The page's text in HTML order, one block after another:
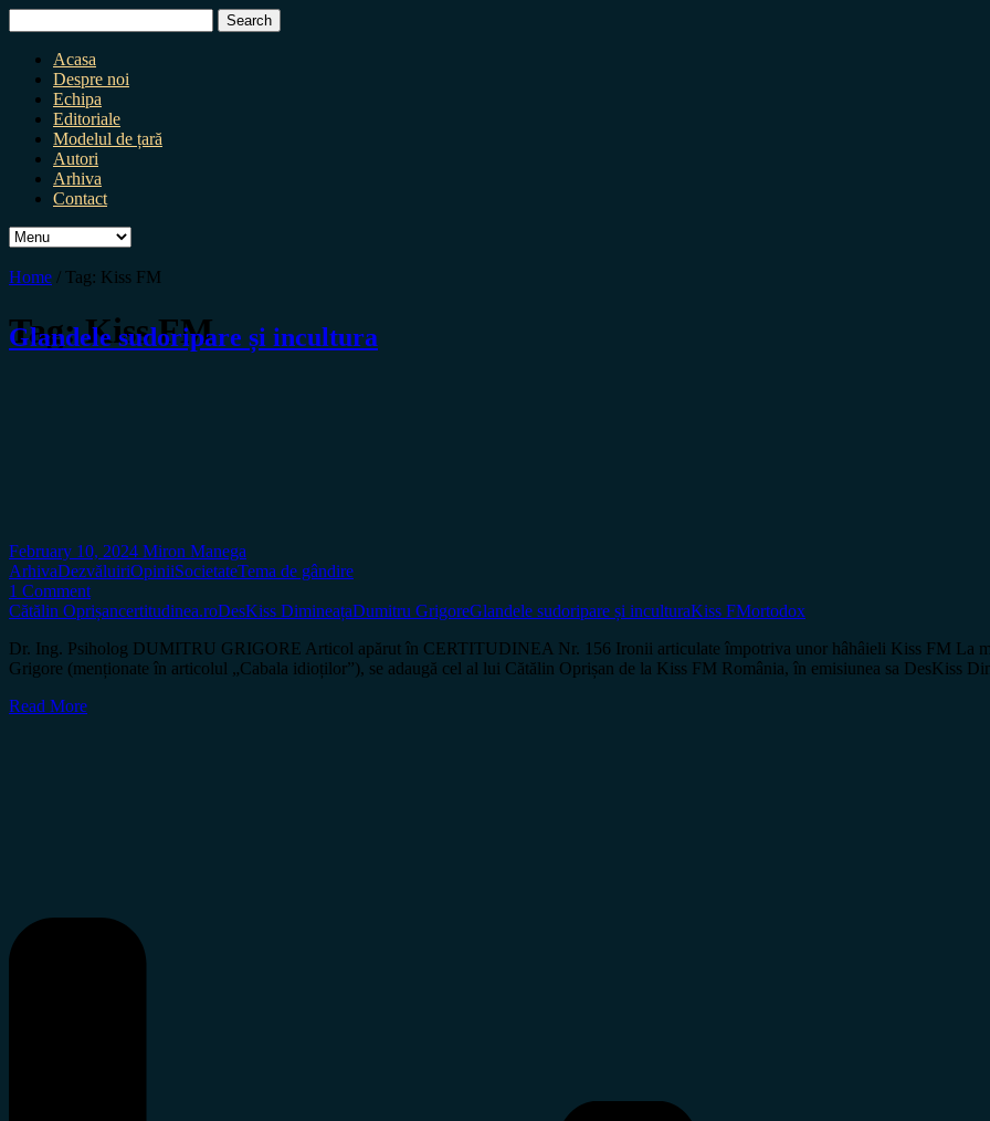
for:
Acasa
Despre noi
Echipa
Editoriale
Modelul de țară
Autori
Arhiva
Contact
Home / Tag: Kiss FM
Tag:Kiss FM
Glandele sudoripare și incultura
February 10, 2024 Miron Manega
ArhivaDezvăluiriOpiniiSocietateTema de gândire
1 Comment
Cătălin Oprișancertitudinea.roDesKiss DimineațaDumitru GrigoreGlandele sudoripare și inculturaKiss FMortodox
Dr. Ing. Psiholog DUMITRU GRIGORE Articol apărut în CERTITUDINEA Nr. 156 Ironii articulate împotriva unor hâhâieli Kiss FM La
Grigore (menționate în articolul „Cabala idioților”), se adaugă cel al lui Cătălin Oprișan de la Kiss FM România, în emisiunea sa DesKiss
Read More